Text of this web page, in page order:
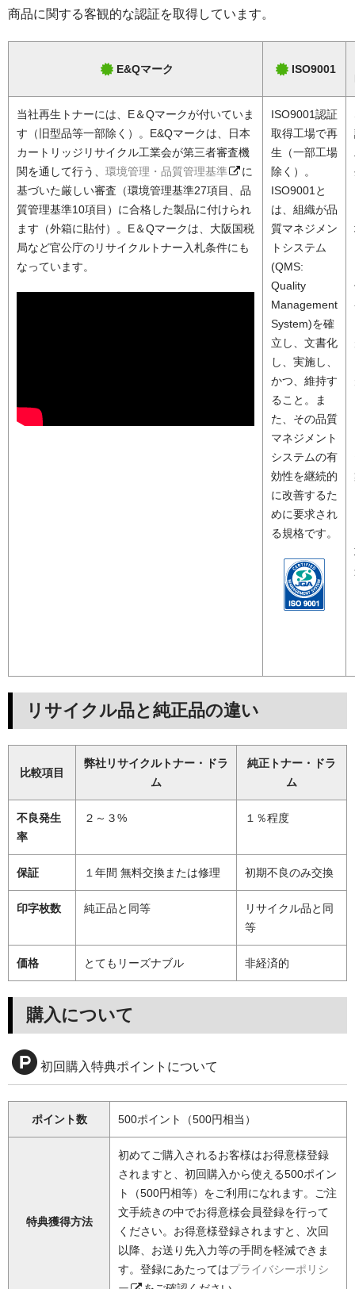
商品に関する客観的な認証を取得しています。
E&Qマーク ISO9001
当社再生トナーには、E＆Qマークが付いていま
す（旧型品等一部除く）。E&Qマークは、日本
カートリッジリサイクル工業会が第三者審査機
関を通して行う、 環境管理・品質管理基準
に
基づいた厳しい審査（環境管理基準27項目、品
質管理基準10項目）に合格した製品に付けられ
ます（外箱に貼付）。E＆Qマークは、大阪国税
局など官公庁のリサイクルトナー入札条件にも
なっています。
ISO9001認証
取得工場で再
生（一部工場
除く）。
ISO9001と
は、組織が品
質マネジメン
トシステム
(QMS:
Quality
Management
System)を確
立し、文書化
し、実施し、
かつ、維持す
ること。ま
た、その品質
マネジメント
システムの有
効性を継続的
に改善するた
めに要求され
る規格です。
リサイクル品と純正品の違い
比較項目
弊社リサイクルトナー・ドラ
ム
純正トナー・ドラ
ム
不良発生
率
２～３% １％程度
保証 １年間 無料交換または修理 初期不良のみ交換
印字枚数 純正品と同等
リサイクル品と同
等
価格 とてもリーズナブル 非経済的
購入について
初回購入特典ポイントについて
ポイント数 500ポイント（500円相当）
特典獲得方法
初めてご購入されるお客様はお得意様登録
されますと、初回購入から使える500ポイン
ト（500円相等）をご利用になれます。ご注
文手続きの中でお得意様会員登録を行って
ください。お得意様登録されますと、次回
以降、お送り先入力等の手間を軽減できま
す。登録にあたってはプライバシーポリシ